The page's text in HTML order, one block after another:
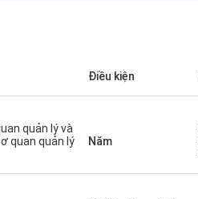
Điều kiện
quản lý và
quan quản lý
Năm